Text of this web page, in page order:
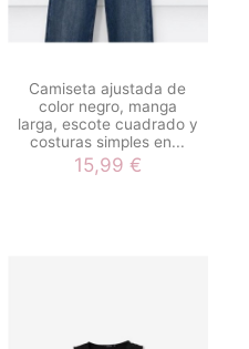
Camiseta ajustada de
color negro, manga
larga, escote cuadrado y
costuras simples en...
15,99 €